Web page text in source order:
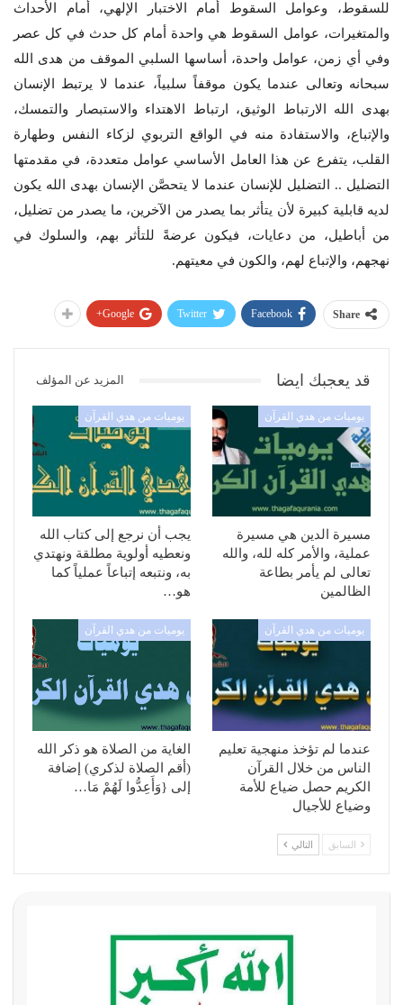
للسقوط، وعوامل السقوط أمام الاختبار الإلهي، أمام الأحداث
والمتغيرات، عوامل السقوط هي واحدة أمام كل حدث في كل عصر
وفي أي زمن، عوامل واحدة، أساسها السلبي الموقف من هدى الله
سبحانه وتعالى عندما يكون موقفاً سلبياً، عندما لا يرتبط الإنسان
بهدى الله الارتباط الوثيق، ارتباط الاهتداء والاستبصار والتمسك،
والإتباع، والاستفادة منه في الواقع التربوي لزكاء النفس وطهارة
القلب، يتفرع عن هذا العامل الأساسي عوامل متعددة، في مقدمتها
التضليل .. التضليل للإنسان عندما لا يتحصَّن الإنسان بهدى الله يكون
لديه قابلية كبيرة لأن يتأثر بما يصدر من الآخرين، ما يصدر من تضليل،
من أباطيل، من دعايات، فيكون عرضةً للتأثر بهم، والسلوك في
نهجهم، والإتباع لهم، والكون في معيتهم.
Share
Facebook
Twitter
Google+
قد يعجبك ايضا المزيد عن المؤلف
يوميات من هدي القرآن
مسيرة الدين هي مسيرة
عملية، والأمر كله لله، والله
تعالى لم يأمر بطاعة
الظالمين
يوميات من هدي القرآن
يجب أن نرجع إلى كتاب الله
ونعطيه أولوية مطلقة ونهتدي
به، ونتبعه إتباعاً عملياً كما
هو…
يوميات من هدي القرآن
عندما لم تؤخذ منهجية تعليم
الناس من خلال القرآن
الكريم حصل ضياع للأمة
وضياع للأجيال
يوميات من هدي القرآن
الغاية من الصلاة هو ذكر الله
(أقم الصلاة لذكري) إضافة
إلى {وَأَعِدُّوا لَهُمْ مَا…
السابق التالي